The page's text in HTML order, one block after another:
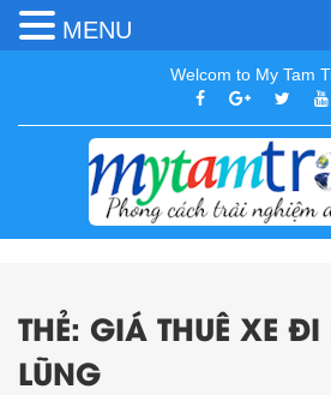
Welcom to My Tam
THẺ: GIÁ THUÊ XE ĐI
LŨNG
MENU